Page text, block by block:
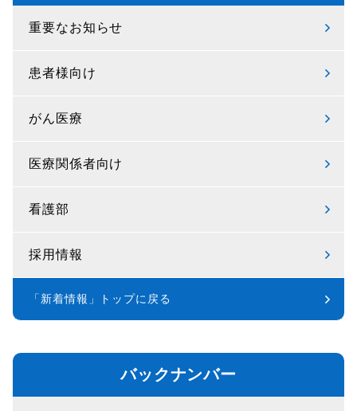
重要なお知らせ
患者様向け
がん医療
医療関係者向け
看護部
採用情報
「新着情報」トップに戻る
バックナンバー